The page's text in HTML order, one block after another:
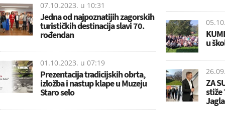
07.10.2023. u 10:31
Jedna od najpoznatijih zagorskih
turističkih destinacija slavi 70.
rođendan
01.10.2023. u 07:19
Prezentacija tradicijskih obrta,
izložba i nastup klape u Muzeju
Staro selo
u
ZA
stiže